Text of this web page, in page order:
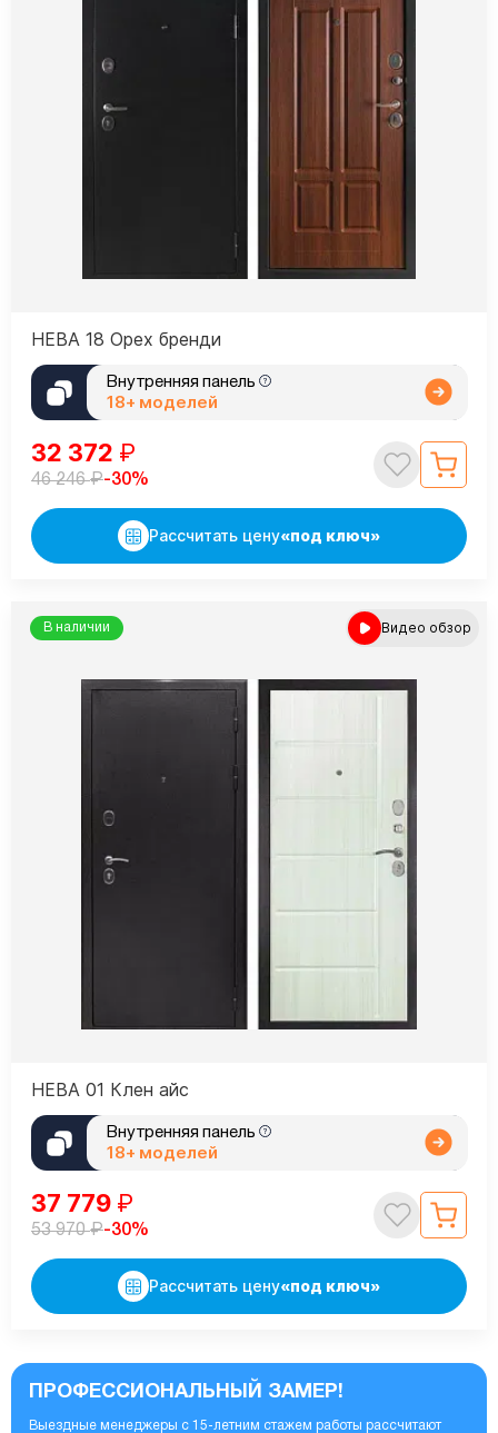
НЕВА 18 Орех бренди
Внутренняя панель
18+ моделей
32 372 ₽
46 246₽-30%
Рассчитать цену«под ключ»
В наличии Видео обзор
НЕВА 01 Клен айс
Внутренняя панель
18+ моделей
37 779 ₽
53 970₽-30%
Рассчитать цену«под ключ»
ПРОФЕССИОНАЛЬНЫЙ ЗАМЕР!
Выездные менеджеры с 15-летним стажем работы рассчитают